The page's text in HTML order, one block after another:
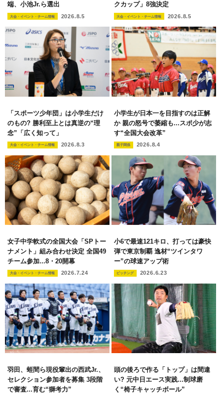
端、小池Jr.ら選出
大会・イベント・チーム情報 2026.8.5
クカップ」8強決定
大会・イベント・チーム情報 2026.8.5
「スポーツ少年団」は小学生だけ
のもの? 勝利至上とは真逆の“理
念”「広く知って」
大会・イベント・チーム情報 2026.8.3
小学生が日本一を目指すのは正解
か 親の怒号で萎縮も...スポ少が志
す“全国大会改革”
親子関係 2026.8.4
女子中学軟式の全国大会「SPトー
ナメント」組み合わせ決定 全国49
チーム参加...8・20開幕
大会・イベント・チーム情報 2026.7.24
小6で最速121キロ、打っては豪快
弾で東京制覇 逸材“ツインタワ
ー”の球速アップ術
ピッチング 2026.6.23
羽田、蛭間ら現役輩出の西武Jr.、
セレクション参加者を募集 3段階
で審査...育む“獅考力”
頭の後ろで作る「トップ」は間違
い? 元中日エース実践...制球磨
く“椅子キャッチボール”